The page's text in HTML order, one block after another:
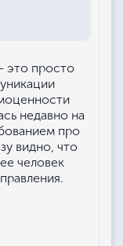
это просто
недавно на
про
видно, что
человек